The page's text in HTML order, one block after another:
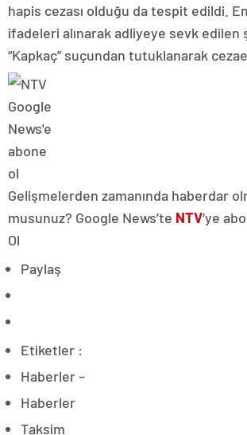
hapis cezası olduğu da tespit edildi.
ifadeleri alınarak adliyeye sevk edilen
“Kapkaç” suçundan tutuklanarak
Gelişmelerden zamanında haberdar
musunuz? Google News’te NTV‘ye
Ol
Paylaş
Etiketler :
Haberler –
Haberler
Taksim